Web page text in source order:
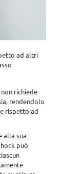
ad altri
richiede
rendendolo
rispetto ad
alla sua
può